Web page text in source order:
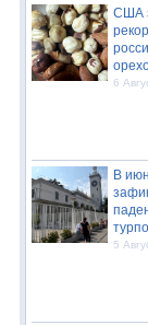
США
6
В
5